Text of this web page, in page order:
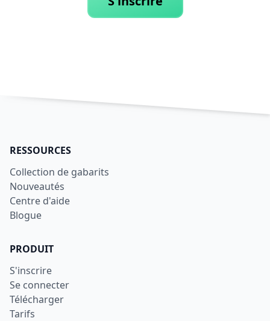
RESSOURCES
Collection de gabarits
Nouveautés
Centre d'aide
Blogue
PRODUIT
S'inscrire
Se connecter
Télécharger
Tarifs